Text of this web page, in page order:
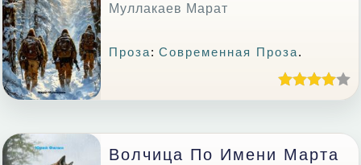
Муллакаев Марат
Проза:Современная Проза.
Волчица По Имени Марта